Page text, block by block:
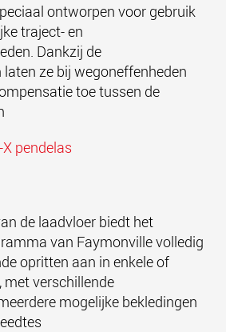
ontworpen voor gebruik
traject- en
Dankzij de
ze bij wegoneffenheden
toe tussen de
pendelas
de laadvloer biedt het
van Faymonville volledig
opritten aan in enkele of
met verschillende
mogelijke bekledingen